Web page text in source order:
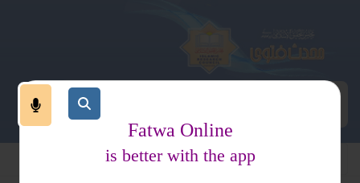
Fatwa Online
is better with the app